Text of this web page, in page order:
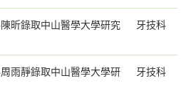
昕錄取中山醫學大學研究
牙技科
雨靜錄取中山醫學大學研
牙技科